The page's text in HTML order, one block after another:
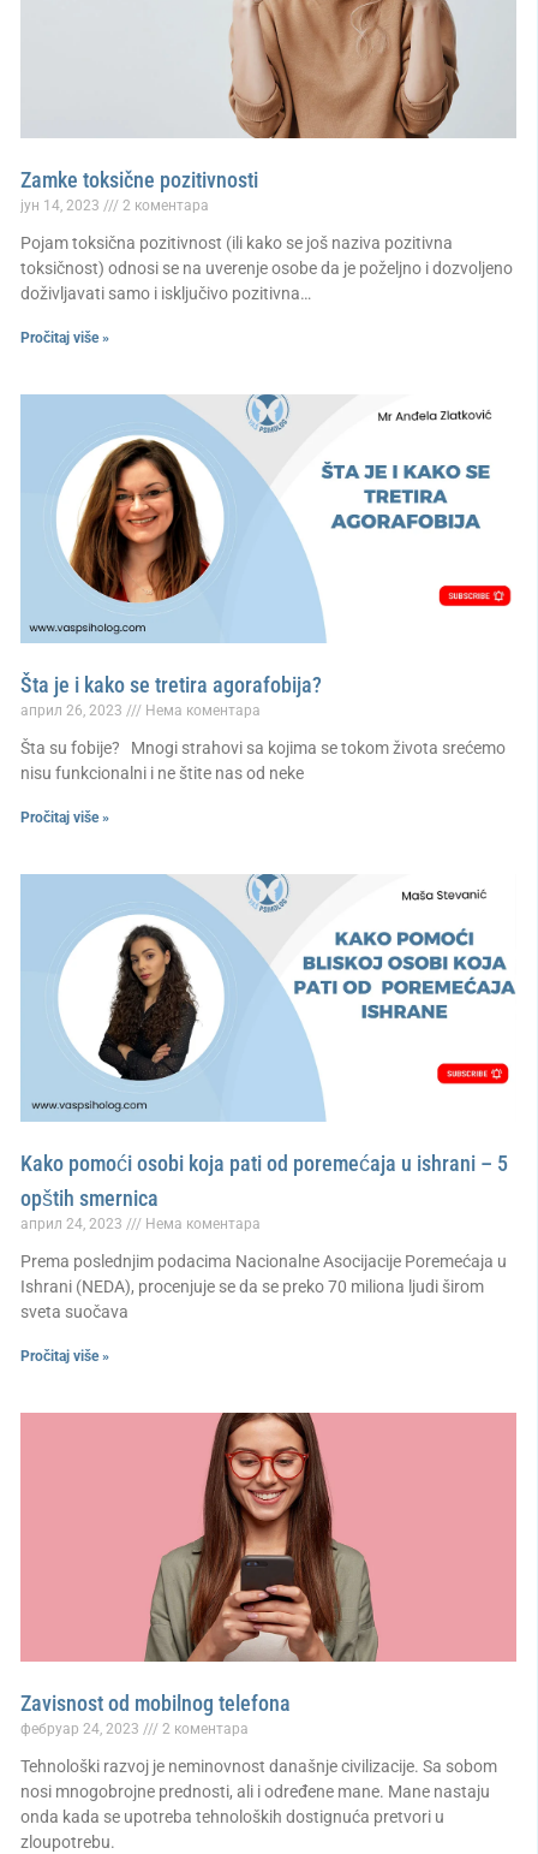
Zamke toksične pozitivnosti
јун 14, 2023 2 коментара
Pojam toksična pozitivnost (ili kako se još naziva pozitivna
toksičnost) odnosi se na uverenje osobe da je poželjno i dozvoljeno
doživljavati samo i isključivo pozitivna…
Pročitaj više »
Šta je i kako se tretira agorafobija?
април 26, 2023 Нема коментара
Šta su fobije? Mnogi strahovi sa kojima se tokom života srećemo
nisu funkcionalni i ne štite nas od neke
Pročitaj više »
Kako pomoći osobi koja pati od poremećaja u ishrani – 5
opštih smernica
април 24, 2023 Нема коментара
Prema poslednjim podacima Nacionalne Asocijacije Poremećaja u
Ishrani (NEDA), procenjuje se da se preko 70 miliona ljudi širom
sveta suočava
Pročitaj više »
Zavisnost od mobilnog telefona
фебруар 24, 2023 2 коментара
Tehnološki razvoj je neminovnost današnje civilizacije. Sa sobom
nosi mnogobrojne prednosti, ali i određene mane. Mane nastaju
onda kada se upotreba tehnoloških dostignuća pretvori u
zloupotrebu.